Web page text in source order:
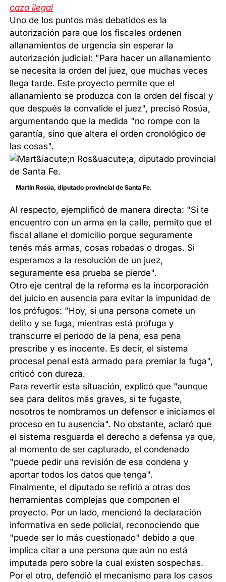
caza ilegal
Uno de los puntos más debatidos es la
autorización para que los fiscales ordenen
allanamientos de urgencia sin esperar la
autorización judicial: "Para hacer un allanamiento
se necesita la orden del juez, que muchas veces
llega tarde. Este proyecto permite que el
allanamiento se produzca con la orden del fiscal y
que después la convalide el juez", precisó Rosúa,
argumentando que la medida "no rompe con la
garantía, sino que altera el orden cronológico de
las cosas".
Martín Rosúa, diputado provincial de Santa Fe.
Al respecto, ejemplificó de manera directa: "Si te
encuentro con un arma en la calle, permito que el
fiscal allane el domicilio porque seguramente
tenés más armas, cosas robadas o drogas. Si
esperamos a la resolución de un juez,
seguramente esa prueba se pierde".
Otro eje central de la reforma es la incorporación
del juicio en ausencia para evitar la impunidad de
los prófugos: "Hoy, si una persona comete un
delito y se fuga, mientras está prófuga y
transcurre el periodo de la pena, esa pena
prescribe y es inocente. Es decir, el sistema
procesal penal está armado para premiar la fuga",
criticó con dureza.
Para revertir esta situación, explicó que "aunque
sea para delitos más graves, si te fugaste,
nosotros te nombramos un defensor e iniciamos el
proceso en tu ausencia". No obstante, aclaró que
el sistema resguarda el derecho a defensa ya que,
al momento de ser capturado, el condenado
"puede pedir una revisión de esa condena y
aportar todos los datos que tenga".
Finalmente, el diputado se refirió a otras dos
herramientas complejas que componen el
proyecto. Por un lado, mencionó la declaración
informativa en sede policial, reconociendo que
"puede ser lo más cuestionado" debido a que
implica citar a una persona que aún no está
imputada pero sobre la cual existen sospechas.
Por el otro, defendió el mecanismo para los casos